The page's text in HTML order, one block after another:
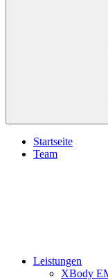
Startseite
Team
Leistungen
XBody